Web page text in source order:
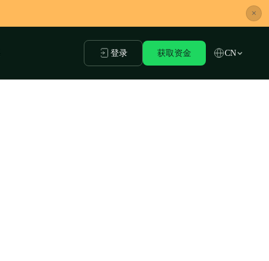
×
登录 获取资金 CN